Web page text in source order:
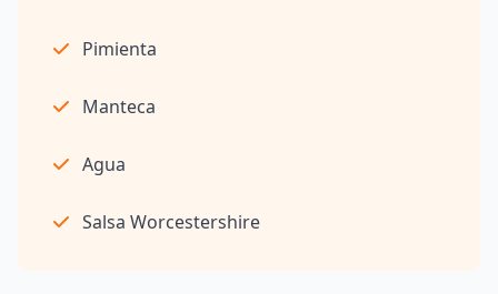
Pimienta
Manteca
Agua
Salsa Worcestershire